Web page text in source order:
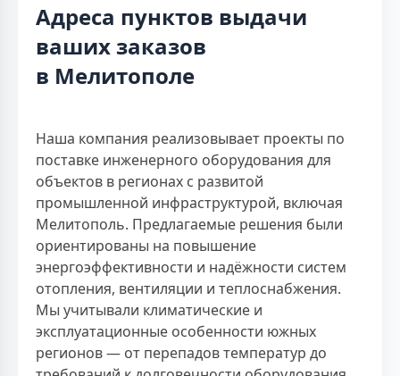
Адреса пунктов выдачи
ваших заказов
в Мелитополе
Наша компания реализовывает проекты по
поставке инженерного оборудования для
объектов в регионах с развитой
промышленной инфраструктурой, включая
Мелитополь. Предлагаемые решения были
ориентированы на повышение
энергоэффективности и надёжности систем
отопления, вентиляции и теплоснабжения.
Мы учитывали климатические и
эксплуатационные особенности южных
регионов — от перепадов температур до